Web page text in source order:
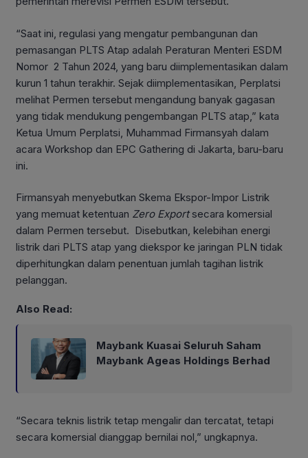
“Saat ini, regulasi yang mengatur pembangunan dan
pemasangan PLTS Atap adalah Peraturan Menteri ESDM
Nomor 2 Tahun 2024, yang baru diimplementasikan dalam
kurun 1 tahun terakhir. Sejak diimplementasikan, Perplatsi
melihat Permen tersebut mengandung banyak gagasan
yang tidak mendukung pengembangan PLTS atap,” kata
Ketua Umum Perplatsi, Muhammad Firmansyah dalam
acara Workshop dan EPC Gathering di Jakarta, baru-baru
ini.
Firmansyah menyebutkan Skema Ekspor-Impor Listrik
yang memuat ketentuan Zero Exportsecara komersial
dalam Permen tersebut. Disebutkan, kelebihan energi
listrik dari PLTS atap yang diekspor ke jaringan PLN tidak
diperhitungkan dalam penentuan jumlah tagihan listrik
pelanggan.
Also Read:
Maybank Kuasai Seluruh Saham
Maybank Ageas Holdings Berhad
“Secara teknis listrik tetap mengalir dan tercatat, tetapi
secara komersial dianggap bernilai nol,” ungkapnya.